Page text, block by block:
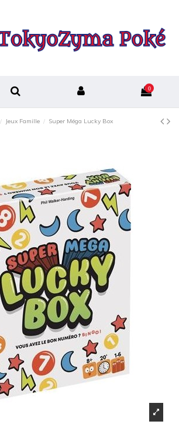
0
Jeux Famille Super Méga Lucky Box